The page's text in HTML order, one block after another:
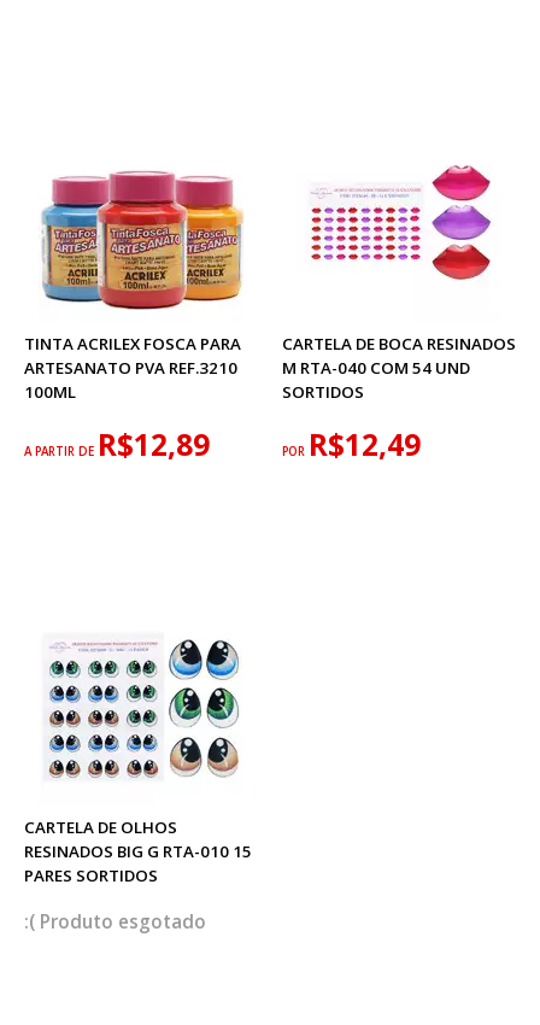
TINTA ACRILEX FOSCA PARA
ARTESANATO PVA REF.3210
100ML
A PARTIR DE R$12,89
CARTELA DE BOCA RESINADOS
M RTA-040 COM 54 UND
SORTIDOS
POR R$12,49
CARTELA DE OLHOS
RESINADOS BIG G RTA-010 15
PARES SORTIDOS
esgotado